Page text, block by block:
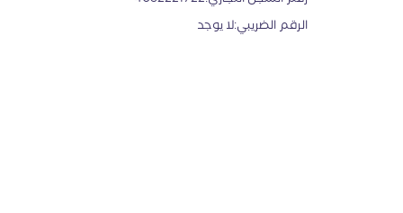
الرقم الضريبي:لا يوجد